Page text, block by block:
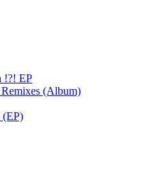
!?! EP
(Album)
(EP)